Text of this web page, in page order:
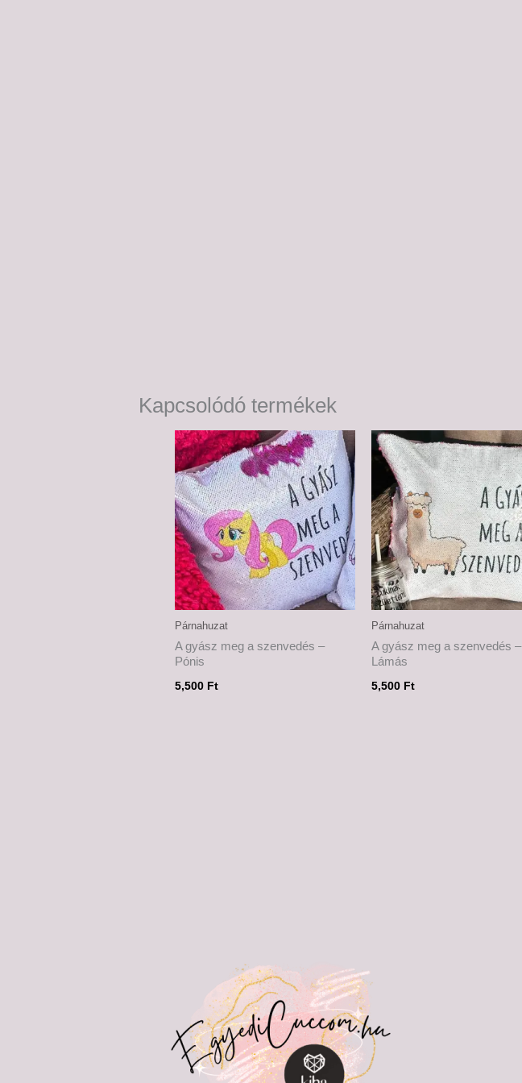
Kapcsolódó termékek
Párnahuzat
A gyász meg a szenvedés –
Pónis
5,500 Ft
Párnahuzat
A gyász meg a szenvedés –
Lámás
5,500 Ft